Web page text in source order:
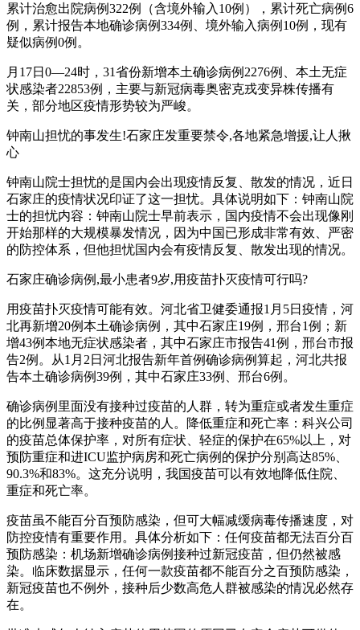
累计治愈出院病例322例（含境外输入10例），累计死亡病例6
例，累计报告本地确诊病例334例、境外输入病例10例，现有
疑似病例0例。
月17日0—24时，31省份新增本土确诊病例2276例、本土无症
状感染者22853例，主要与新冠病毒奥密克戎变异株传播有
关，部分地区疫情形势较为严峻。
钟南山担忧的事发生!石家庄发重要禁令,各地紧急增援,让人揪
心
钟南山院士担忧的是国内会出现疫情反复、散发的情况，近日
石家庄的疫情状况印证了这一担忧。具体说明如下：钟南山院
士的担忧内容：钟南山院士早前表示，国内疫情不会出现像刚
开始那样的大规模暴发情况，因为中国已形成非常有效、严密
的防控体系，但他担忧国内会有疫情反复、散发出现的情况。
石家庄确诊病例,最小患者9岁,用疫苗扑灭疫情可行吗?
用疫苗扑灭疫情可能有效。河北省卫健委通报1月5日疫情，河
北再新增20例本土确诊病例，其中石家庄19例，邢台1例；新
增43例本地无症状感染者，其中石家庄市报告41例，邢台市报
告2例。从1月2日河北报告新年首例确诊病例算起，河北共报
告本土确诊病例39例，其中石家庄33例、邢台6例。
确诊病例里面没有接种过疫苗的人群，转为重症或者发生重症
的比例显著高于接种疫苗的人。降低重症和死亡率：科兴公司
的疫苗总体保护率，对所有症状、轻症的保护在65%以上，对
预防重症和进ICU监护病房和死亡病例的保护分别高达85%、
90.3%和83%。这充分说明，我国疫苗可以有效地降低住院、
重症和死亡率。
疫苗虽不能百分百预防感染，但可大幅减缓病毒传播速度，对
防控疫情有重要作用。具体分析如下：任何疫苗都无法百分百
预防感染：机场新增确诊病例接种过新冠疫苗，但仍然被感
染。临床数据显示，任何一款疫苗都不能百分之百预防感染，
新冠疫苗也不例外，接种后少数高危人群被感染的情况必然存
在。